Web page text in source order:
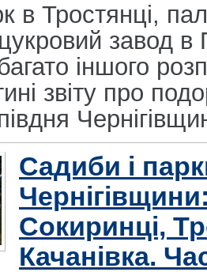
в Тростянці,
завод в
іншого
звіту про
Садиби і
Сокиринці,
Качанівка.